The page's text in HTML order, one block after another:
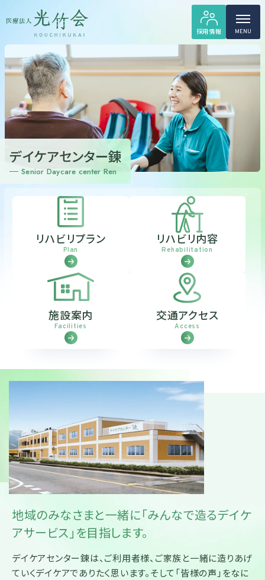
採用情報 MENU
デイケアセンター錬
Senior Daycare center Ren
リハビリプラン
Plan
リハビリ内容
Rehabilitation
施設案内
Facilities
交通アクセス
Access
地域のみなさまと一緒に「みんなで造るデイケ
アサービス」を目指します。
デイケアセンター錬は、ご利用者様、ご家族と一緒に造りあげ
ていくデイケアでありたく思います。そして「皆様の声」をなに